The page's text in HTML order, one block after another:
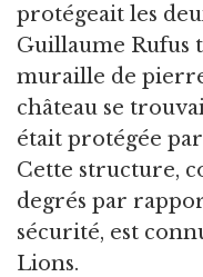
protégeait les
Guillaume Rufus
muraille de
château se
était protégée
Cette structure,
degrés par
sécurité, est
Lions.